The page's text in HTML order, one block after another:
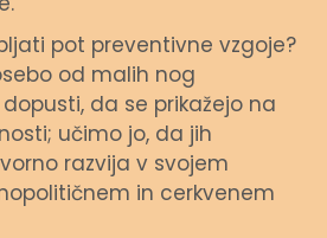
pot preventivne vzgoje?
od malih nog
da se prikažejo na
učimo jo, da jih
razvija v svojem
in cerkvenem